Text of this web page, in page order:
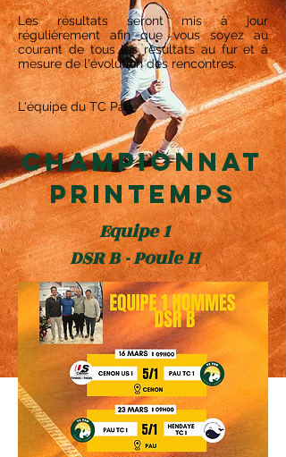
Les résultatsserontmis à jour
régulièrement afin que vous soyez au
courant de tous lesrésultatsau fur et à
mesure de l'évolution des rencontres.
L'équipe du TC Pau
Championnat
PRINTEMPS
Equipe 1
DSR B - Poule H